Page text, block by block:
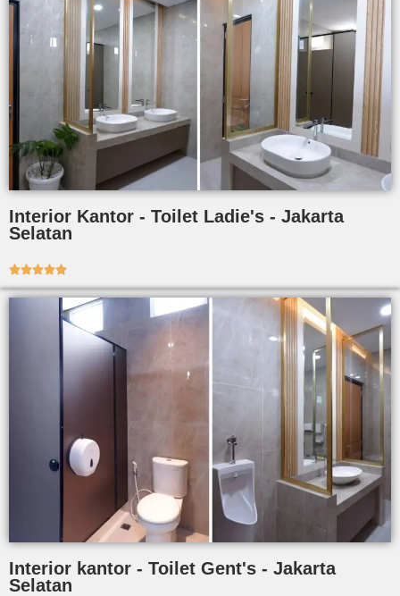
Interior Kantor - Toilet Ladie's - Jakarta
Selatan

Interior kantor - Toilet Gent's - Jakarta
Selatan